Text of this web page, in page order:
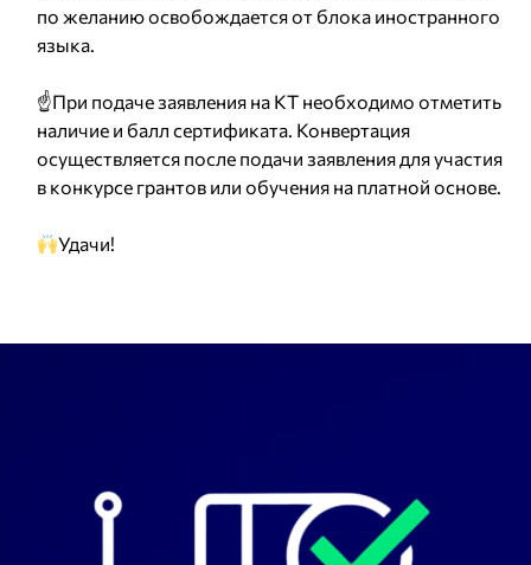
по желанию освобождается от блока иностранного
языка.
☝️При подаче заявления на КТ необходимо отметить
наличие и балл сертификата. Конвертация
осуществляется после подачи заявления для участия
в конкурсе грантов или обучения на платной основе.
Удачи!